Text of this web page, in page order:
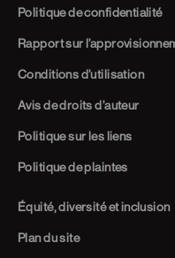
Politique de confidentialité
Rapport sur
Conditions d’utilisation
Avis de droits d’auteur
Politique sur les liens
Politique de plaintes
Équité, diversité et inclusion
Plan du site